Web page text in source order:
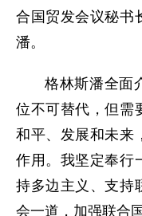
合国贸发会议秘书
潘。
格林斯潘全面
位不可替代，但需
和平、发展和未来
作用。我坚定奉行
持多边主义、支持
会一道，加强联合